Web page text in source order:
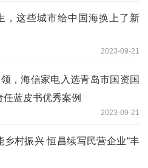
，这些城市给中国海换上了新
2023-09-21
领，海信家电入选青岛市国资国
任蓝皮书优秀案例
2023-09-21
乡村振兴 恒昌续写民营企业“丰